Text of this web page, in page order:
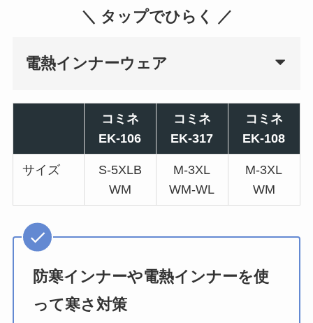
＼ タップでひらく ／
電熱インナーウェア
コミネ
EK-106
コミネ
EK-317
コミネ
EK-108
サイズ
S-5XLB
WM
M-3XL
WM-WL
M-3XL
WM
防寒インナーや電熱インナーを使
って寒さ対策